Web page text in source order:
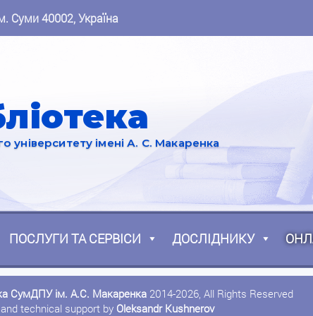
Суми 40002, Україна
університету імені А. С. Макаренка
ПОСЛУГИ ТА СЕРВІСИ ДОСЛІДНИКУ
СумДПУ ім. А.С. Макаренка 2014-2026, All Rights Reserved
technical support by Oleksandr Kushnerov